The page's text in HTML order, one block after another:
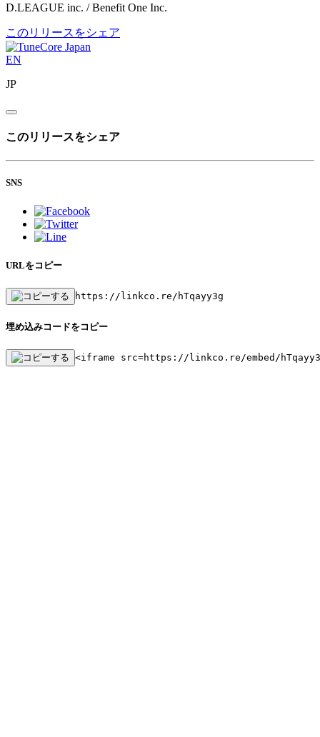
D.LEAGUE inc. / Benefit One Inc.
このリリースをシェア
EN
JP
このリリースをシェア
SNS
URLをコピー
https://linkco.re/hTqayy3g
埋め込みコードをコピー
<iframe src=https://linkco.re/embed/